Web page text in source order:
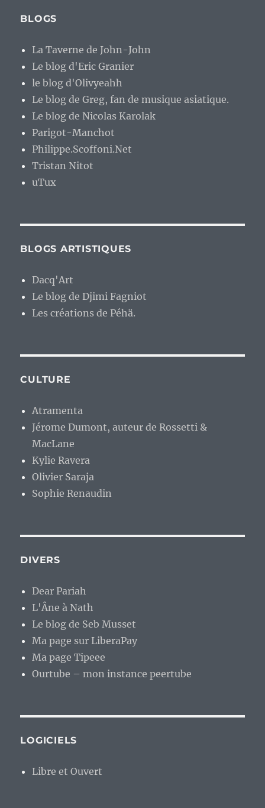
BLOGS
La Taverne de John-John
Le blog d'Eric Granier
le blog d'Olivyeahh
Le blog de Greg, fan de musique asiatique.
Le blog de Nicolas Karolak
Parigot-Manchot
Philippe.Scoffoni.Net
Tristan Nitot
uTux
BLOGS ARTISTIQUES
Dacq'Art
Le blog de Djimi Fagniot
Les créations de Péhä.
CULTURE
Atramenta
Jérome Dumont, auteur de Rossetti &
MacLane
Kylie Ravera
Olivier Saraja
Sophie Renaudin
DIVERS
Dear Pariah
L'Âne à Nath
Le blog de Seb Musset
Ma page sur LiberaPay
Ma page Tipeee
Ourtube – mon instance peertube
LOGICIELS
Libre et Ouvert